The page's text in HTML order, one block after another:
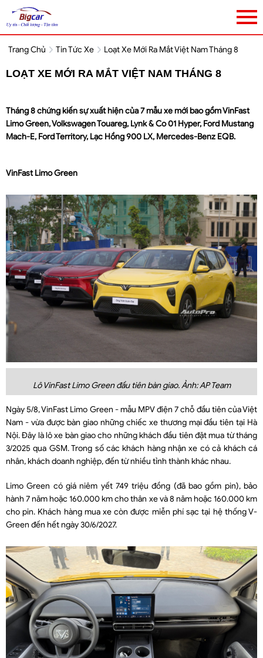
Trang Chủ Tin Tức Xe Loạt Xe Mới Ra Mắt Việt Nam Tháng 8
LOẠT XE MỚI RA MẮT VIỆT NAM THÁNG 8
Tháng 8 chứng kiến sự xuất hiện của 7 mẫu xe mới bao gồm VinFast
Limo Green, Volkswagen Touareg, Lynk & Co 01 Hyper, Ford Mustang
Mach-E, Ford Territory, Lạc Hồng 900 LX, Mercedes-Benz EQB.
VinFast Limo Green
Lô VinFast Limo Green đầu tiên bàn giao. Ảnh: AP Team
Ngày 5/8, VinFast Limo Green - mẫu MPV điện 7 chỗ đầu tiên của Việt
Nam - vừa được bàn giao những chiếc xe thương mại đầu tiên tại Hà
Nội. Đây là lô xe bàn giao cho những khách đầu tiên đặt mua từ tháng
3/2025 qua GSM. Trong số các khách hàng nhận xe có cả khách cá
nhân, khách doanh nghiệp, đến từ nhiều tỉnh thành khác nhau.
Limo Green có giá niêm yết 749 triệu đồng (đã bao gồm pin), bảo
hành 7 năm hoặc 160.000 km cho thân xe và 8 năm hoặc 160.000 km
cho pin. Khách hàng mua xe còn được miễn phí sạc tại hệ thống V-
Green đến hết ngày 30/6/2027.